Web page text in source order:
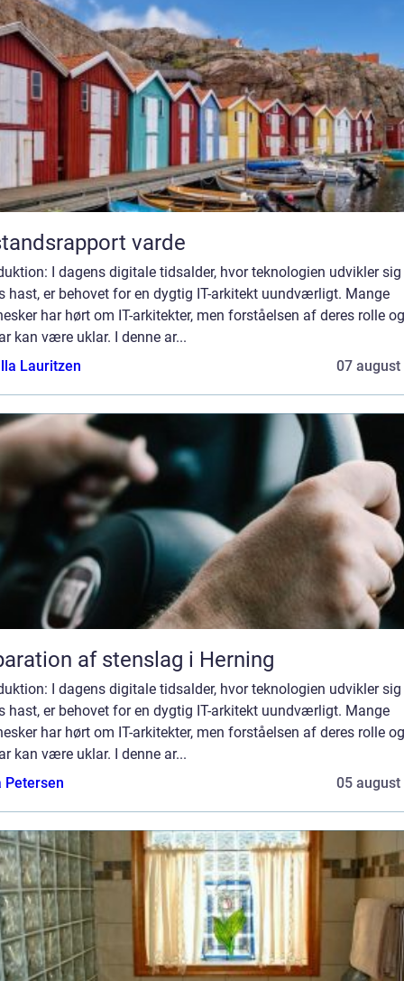
varde
I dagens digitale tidsalder, hvor teknologien udvikler
hast, er behovet for en dygtig IT-arkitekt uundværligt. Mange
har hørt om IT-arkitekter, men forståelsen af deres rolle og
kan være uklar. I denne ar...
Lauritzen
07 august
af stenslag i Herning
I dagens digitale tidsalder, hvor teknologien udvikler
hast, er behovet for en dygtig IT-arkitekt uundværligt. Mange
har hørt om IT-arkitekter, men forståelsen af deres rolle og
kan være uklar. I denne ar...
Petersen
05 august